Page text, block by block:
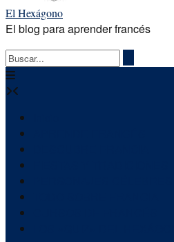
El Hexágono
El blog para aprender francés